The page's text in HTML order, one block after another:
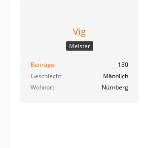
Vig
Meister
Beiträge
130
Geschlecht
Männlich
Wohnort
Nürnberg